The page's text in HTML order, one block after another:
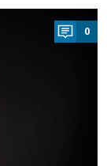
0